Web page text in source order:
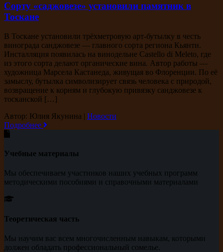
Сорту «саджовезе» установили памятник в
Тоскане
В Тоскане установили трёхметровую арт-бутылку в честь
винограда санджовезе — главного сорта региона Кьянти.
Инсталляция появилась на винодельне Castello di Meleto, где
из этого сорта делают органические вина. Автор работы —
художница Марсела Кастанеда, живущая во Флоренции. По её
замыслу, бутылка символизирует связь человека с природой,
возвращение к корням и глубокую привязку санджовезе к
тосканской […]
Автор: Юлия Якунина | Новости
Подробнее
Учебные материалы
Мы обеспечиваем участников наших учебных программ
методическими пособиями и справочными материалами
Теоретическая часть
Мы научим вас всем многочисленным навыкам, которыми
должен обладать профессиональный сомелье.